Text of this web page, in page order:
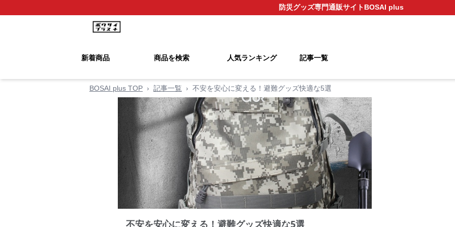
防災グッズ専門通販サイトBOSAI plus
新着商品 商品を検索 人気ランキング 記事一覧
BOSAI plus TOP › 記事一覧 › 不安を安心に変える！避難グッズ快適な5選
不安を安心に変える！避難グッズ快適な5選